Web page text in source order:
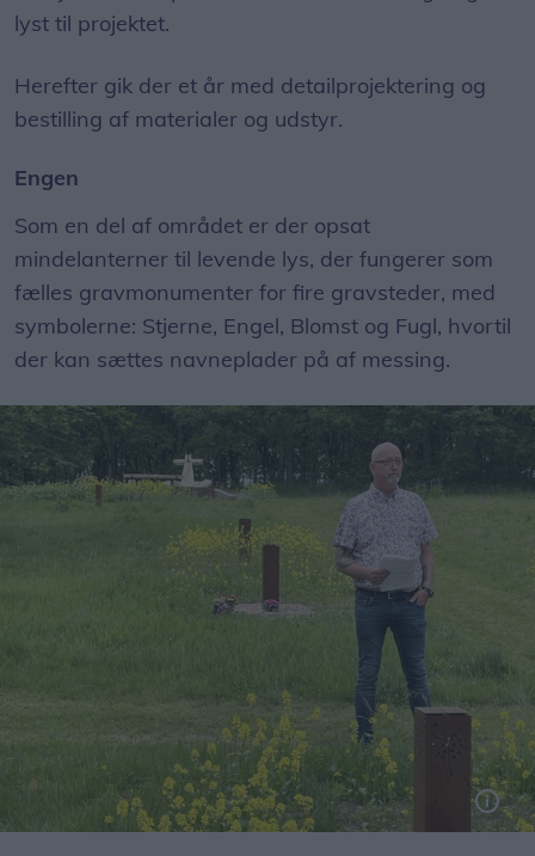
lyst til projektet.
Herefter gik der et år med detailprojektering og
bestilling af materialer og udstyr.
Engen
Som en del af området er der opsat
mindelanterner til levende lys, der fungerer som
fælles gravmonumenter for fire gravsteder, med
symbolerne: Stjerne, Engel, Blomst og Fugl, hvortil
der kan sættes navneplader på af messing.